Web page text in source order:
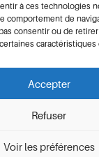
à ces technologies
comportement de
consentir ou de
caractéristiques
Accepter
Refuser
Voir les préférences